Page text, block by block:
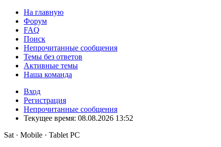
На главную
Форум
FAQ
Поиск
Непрочитанные сообщения
Темы без ответов
Активные темы
Наша команда
Вход
Регистрация
Непрочитанные сообщения
Текущее время: 08.08.2026 13:52
Sat · Mobile · Tablet PC